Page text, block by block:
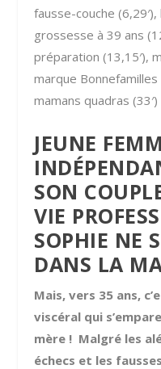
fausse-couche
grossesse à 39 ans
préparation (13,15′),
marque
mamans quadras (33′)
JEUNE
SON
VIE
SOPHIE NE
DANS LA
Mais, vers 35 ans,
viscéral qui
mère ! Malgré les
échecs et les